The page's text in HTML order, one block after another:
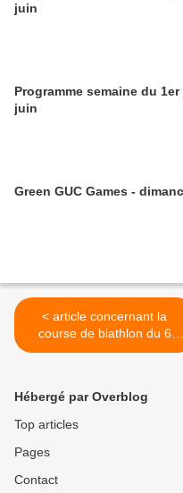
juin
Programme semaine du
juin
Green GUC Games -
< article concernant la
course de biathlon du 6
novembre
Hébergé par Overblog
Top articles
Pages
Contact